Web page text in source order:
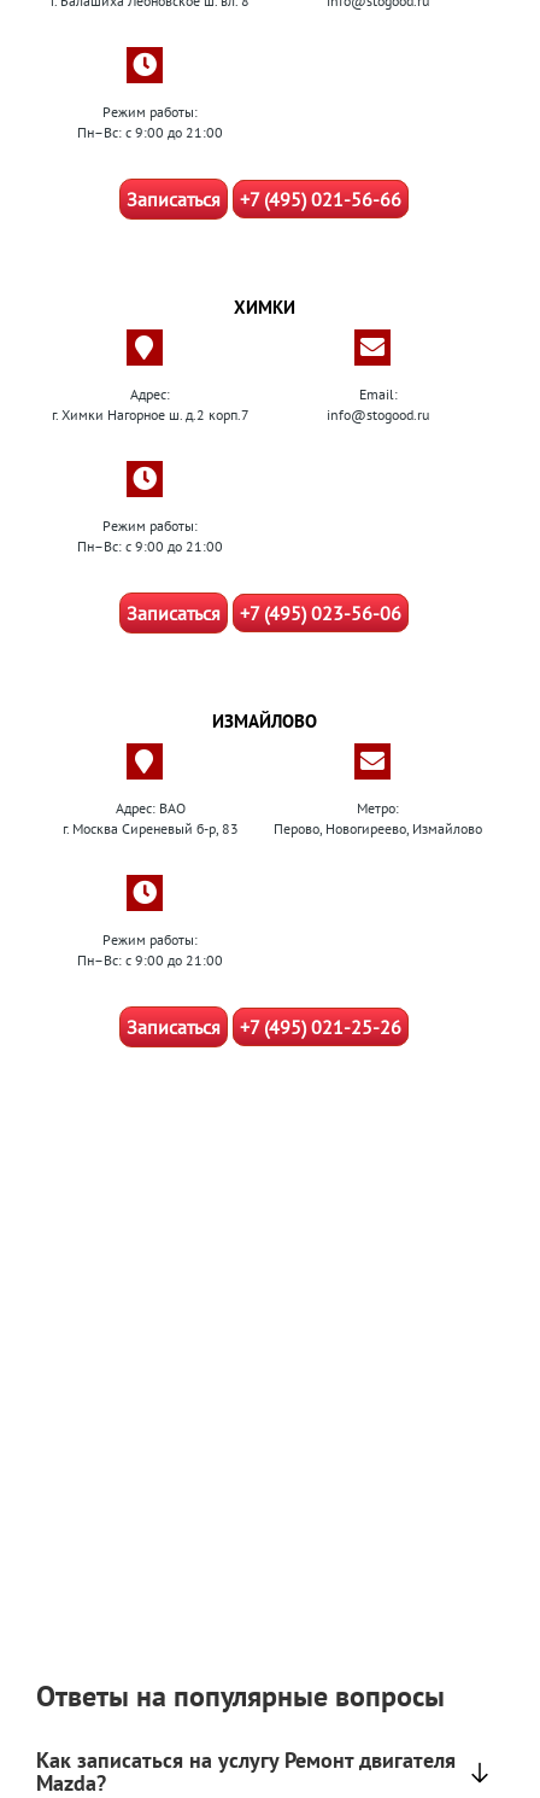
Режим работы:
Пн–Вс: с 9:00 до 21:00
Записаться +7 (495) 021-56-66
ХИМКИ
Адрес:
г. Химки Нагорное ш. д.2 корп.7
Email:
info@stogood.ru
Режим работы:
Пн–Вс: с 9:00 до 21:00
Записаться +7 (495) 023-56-06
ИЗМАЙЛОВО
Адрес: ВАО
г. Москва Сиреневый б-р, 83
Метро:
Перово, Новогиреево, Измайлово
Режим работы:
Пн–Вс: с 9:00 до 21:00
Записаться +7 (495) 021-25-26
Ответы на популярные вопросы
Как записаться на услугу Ремонт двигателя
Mazda?